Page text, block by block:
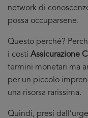
network di
possa occuparsene.
Questo perché?
i costi Assicurazione
termini monetari ma
per un piccolo
una risorsa rarissima.
Quindi, presi